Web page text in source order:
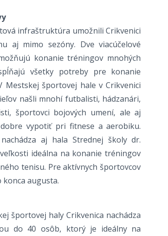
infraštruktúra umožnili Crikvenici
aj mimo sezóny. Dve viacúčelové
konanie tréningov mnohých
všetky potreby pre konanie
Mestskej športovej hale v Crikvenici
našli mnohí futbalisti, hádzanári,
športovci bojových umení, ale aj
vypotiť pri fitnese a aerobiku.
aj hala Strednej školy dr.
ideálna na konanie tréningov
tenisu. Pre aktívnych športovcov
konca augusta.
športovej haly Crikvenica nachádza
do 40 osôb, ktorý je ideálny na